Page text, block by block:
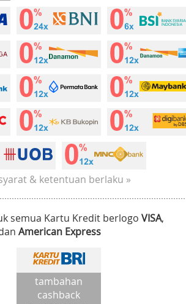
& ketentuan berlaku »
semua Kartu Kredit berlogo VISA,
American Express
tambahan
cashback